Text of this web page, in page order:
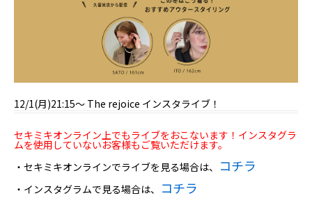
12/1(月)21:15～ The rejoice インスタライブ！
セキミキオンライン上でもライブをおこないます！インスタグラ
ムを使用していないお客様もご覧いただけます。
・セキミキオンラインでライブを見る場合は、
コチラ
・インスタグラムで見る場合は、 コチラ